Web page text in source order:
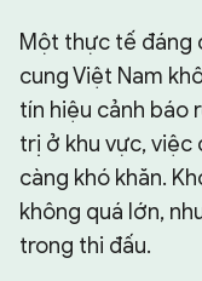
Một thực tế đáng
cung Việt Nam
tín hiệu cảnh báo
trị ở khu vực, việc
càng khó khăn.
không quá lớn,
trong thi đấu.